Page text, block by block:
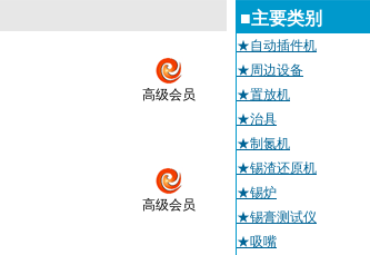
高级会员
高级会员
■主要类别
★自动插件机
★周边设备
★置放机
★治具
★制氮机
★锡渣还原机
★锡炉
★锡膏测试仪
★吸嘴